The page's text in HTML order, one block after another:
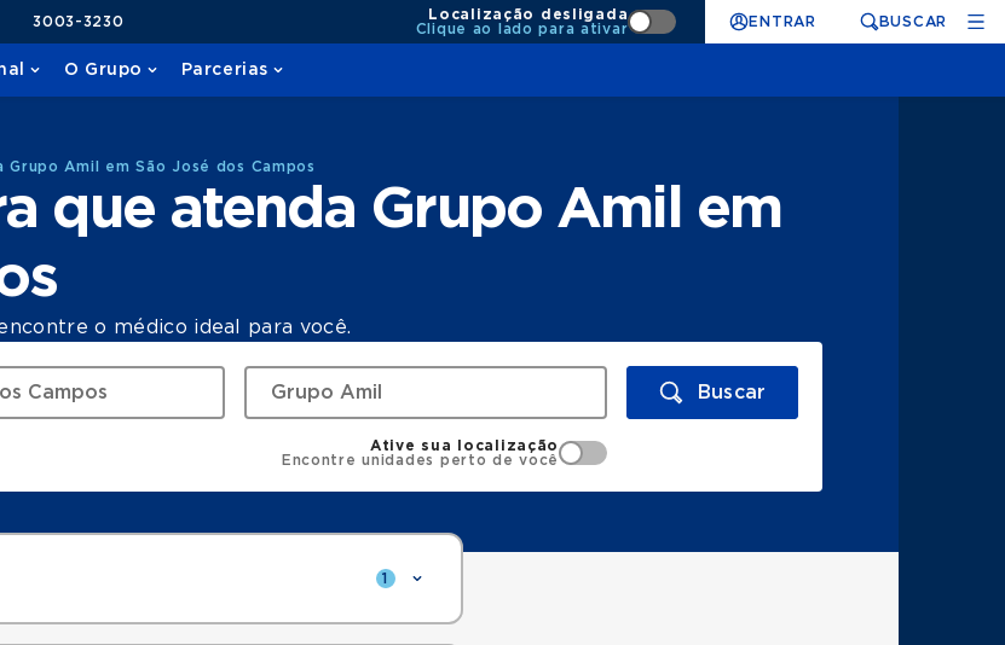
3003-3230
Localização desligada
Clique ao lado para ativar
ENTRAR BUSCAR
O Grupo Parcerias
Amil em São José dos Campos
que atenda Grupo Amil em
o médico ideal para você.
Buscar
Ative sua localização
Encontre unidades perto de você
1